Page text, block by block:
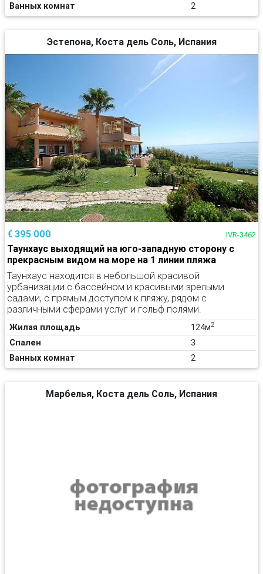
Ванных комнат
2
Эстепона, Коста дель Соль, Испания
€ 395 000 IVR-3462
Таунхаус выходящий на юго-западную сторону с
прекрасным видом на море на 1 линии пляжа
Таунхаус находится в небольшой красивой
урбанизации с бассейном и красивыми зрелыми
садами, с прямым доступом к пляжу, рядом с
различными сферами услуг и гольф полями.
Жилая площадь 124м2
Спален
3
Ванных комнат
2
Марбелья, Коста дель Соль, Испания